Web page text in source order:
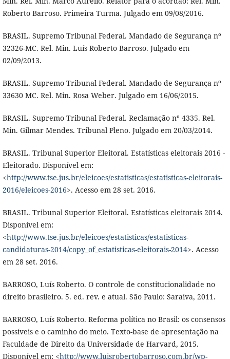
Roberto Barroso. Primeira Turma. Julgado em 09/08/2016.
BRASIL. Supremo Tribunal Federal. Mandado de Segurança nº
32326-MC. Rel. Min. Luís Roberto Barroso. Julgado em
02/09/2013.
BRASIL. Supremo Tribunal Federal. Mandado de Segurança nº
33630 MC. Rel. Min. Rosa Weber. Julgado em 16/06/2015.
BRASIL. Supremo Tribunal Federal. Reclamação nº 4335. Rel.
Min. Gilmar Mendes. Tribunal Pleno. Julgado em 20/03/2014.
BRASIL. Tribunal Superior Eleitoral. Estatísticas eleitorais 2016 -
Eleitorado. Disponível em:
<http://www.tse.jus.br/eleicoes/estatisticas/estatisticas-eleitorais-
2016/eleicoes-2016>. Acesso em 28 set. 2016.
BRASIL. Tribunal Superior Eleitoral. Estatísticas eleitorais 2014.
Disponível em:
<http://www.tse.jus.br/eleicoes/estatisticas/estatisticas-
candidaturas-2014/copy_of_estatisticas-eleitorais-2014>. Acesso
em 28 set. 2016.
BARROSO, Luís Roberto. O controle de constitucionalidade no
direito brasileiro. 5. ed. rev. e atual. São Paulo: Saraiva, 2011.
BARROSO, Luís Roberto. Reforma política no Brasil: os consensos
possíveis e o caminho do meio. Texto-base de apresentação na
Faculdade de Direito da Universidade de Harvard, 2015.
Disponível em: <http://www.luisrobertobarroso.com.br/wp-